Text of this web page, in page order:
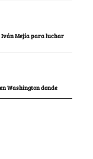
Iván Mejía para luchar
Washington donde